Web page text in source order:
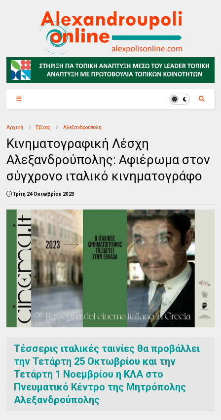
Αρχική Έβρος Αλεξανδρούπολη
Κινηματογραφική Λέσχη
Αλεξανδρούπολης: Αφιέρωμα στον
σύγχρονο ιταλικό κινηματογράφο
Τρίτη 24 Οκτωβρίου 2023
Τέσσερις ιταλικές ταινίες θα προβάλλει
την Τετάρτη 25 Οκτωβρίου και την
Τετάρτη 1 Νοεμβρίου η ΚΛΑ στο
Πνευματικό Κέντρο της Μητρόπολης
Αλεξανδρούπολης